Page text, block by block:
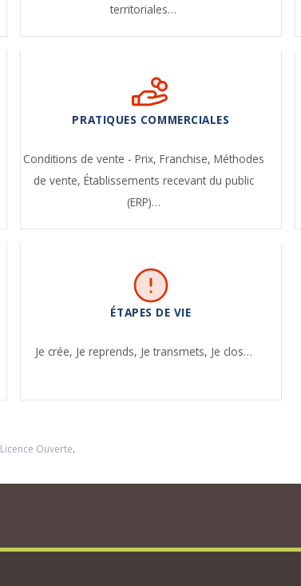
territoriales…
PRATIQUES COMMERCIALES
Conditions de vente - Prix, Franchise, Méthodes
de vente, Établissements recevant du public
(ERP)…
ÉTAPES DE VIE
Je crée, Je reprends, Je transmets, Je clos…
Licence Ouverte.